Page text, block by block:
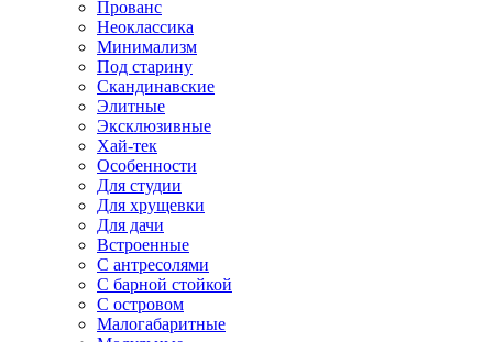
Прованс
Неоклассика
Минимализм
Под старину
Скандинавские
Элитные
Эксклюзивные
Хай-тек
Особенности
Для студии
Для хрущевки
Для дачи
Встроенные
С антресолями
С барной стойкой
С островом
Малогабаритные